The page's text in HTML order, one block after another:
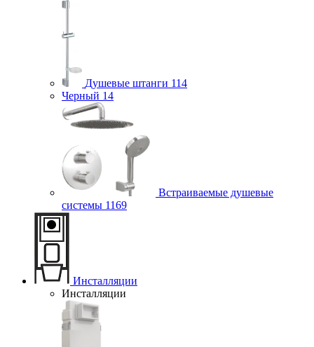
Душевые штанги 114
Черный 14
Встраиваемые душевые
системы 1169
Инсталляции
Инсталляции